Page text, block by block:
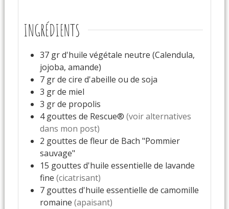
INGRÉDIENTS
37 grd'huile végétale neutre (Calendula,
jojoba, amande)
7 grde cire d'abeille ou de soja
3 grde miel
3 grde propolis
4 gouttes de Rescue® (voir alternatives
dans mon post)
2 gouttes de fleur de Bach "Pommier
sauvage"
15 gouttes d'huile essentielle de lavande
fine (cicatrisant)
7 gouttes d'huile essentielle de camomille
romaine (apaisant)